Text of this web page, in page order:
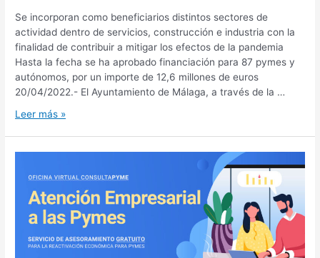
Se incorporan como beneficiarios distintos sectores de
actividad dentro de servicios, construcción e industria con la
finalidad de contribuir a mitigar los efectos de la pandemia
Hasta la fecha se ha aprobado financiación para 87 pymes y
autónomos, por un importe de 12,6 millones de euros
20/04/2022.- El Ayuntamiento de Málaga, a través de la …
Leer más »